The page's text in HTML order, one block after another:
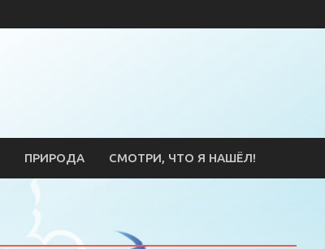
ПРИРОДА СМОТРИ, ЧТО Я НАШЁЛ!